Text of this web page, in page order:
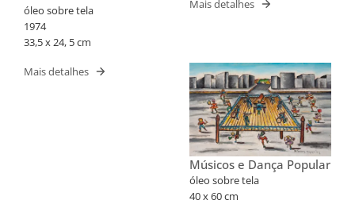
óleo sobre tela
1974
33,5 x 24, 5 cm
Mais detalhes
Mais detalhes
Músicos e Dança Popular
óleo sobre tela
40 x 60 cm